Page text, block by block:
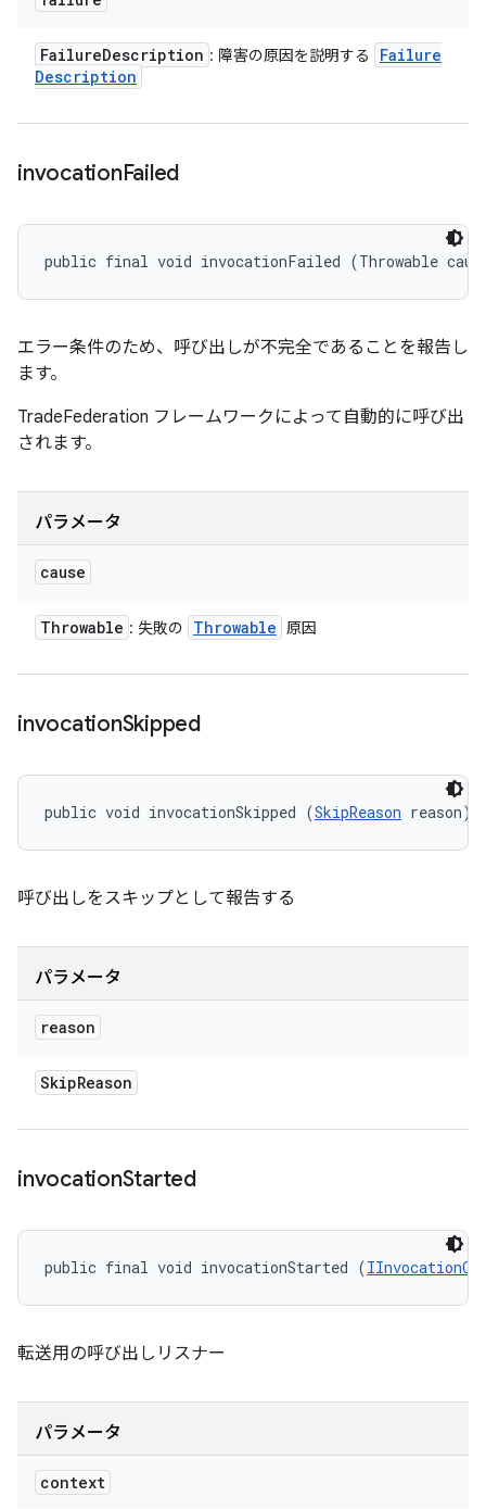
FailureDescription : 障害の原因を説明する
Failure
Description
invocationFailed
public final void invocationFailed (Throwable
エラー条件のため、呼び出しが不完全であることを報告し
ます。
TradeFederation フレームワークによって自動的に呼び出
されます。
パラメータ
cause
Throwable : 失敗の Throwable 原因
invocationSkipped
public void invocationSkipped (SkipReason reason)
呼び出しをスキップとして報告する
パラメータ
reason
SkipReason
invocationStarted
public final void invocationStarted (
転送用の呼び出しリスナー
パラメータ
context